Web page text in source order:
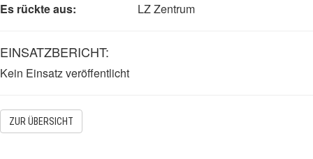
Es rückte aus:
LZ Zentrum
EINSATZBERICHT:
Kein Einsatz veröffentlicht
ZUR ÜBERSICHT